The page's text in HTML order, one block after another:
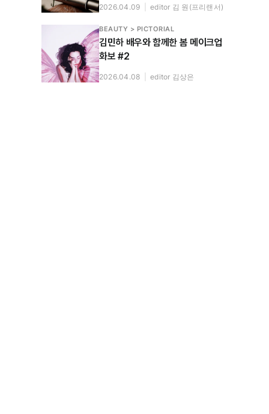
2026.04.09 editor 김 원(프리랜서)
BEAUTY > PICTORIAL
김민하 배우와 함께한 봄 메이크업
화보 #2
2026.04.08 editor 김상은